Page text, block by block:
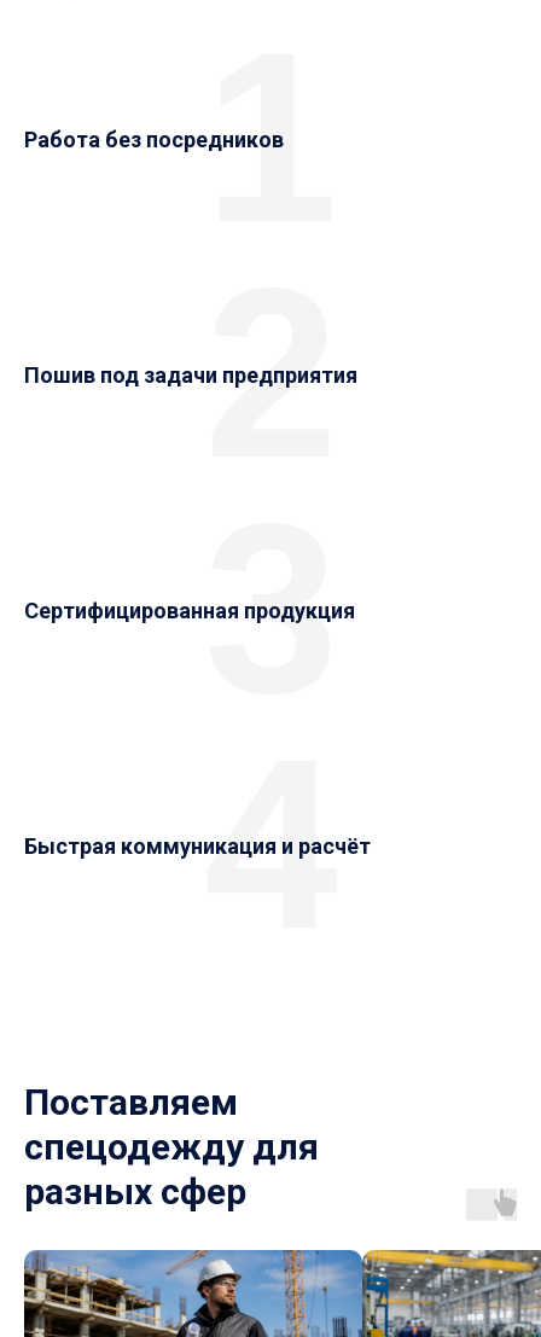
Работа без посредников
1
Пошив под задачи предприятия
2
Сертифицированная продукция
3
Быстрая коммуникация и расчёт
4
Поставляем
спецодежду для
разных сфер